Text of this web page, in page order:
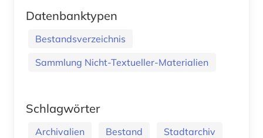
Datenbanktypen
Bestandsverzeichnis
Sammlung Nicht-Textueller-Materialien
Schlagwörter
Archivalien Bestand
Stadtarchiv